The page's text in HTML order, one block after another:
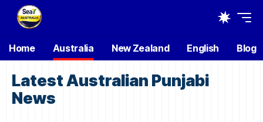
Home Australia New Zealand English Blog
Latest Australian Punjabi
News